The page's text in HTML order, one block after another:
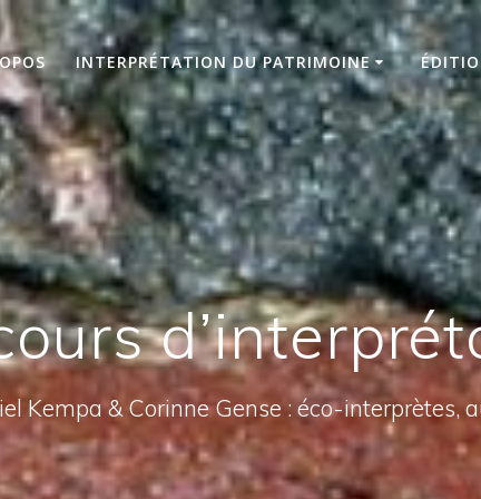
INTERPRÉTATION DU PATRIMOINE
Kempa & Corinne Gense : éco-interprètes,